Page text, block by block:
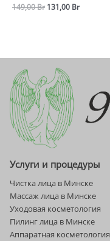
149,00Br Первоначальная
131,00 BrТекущая
Услуги и процедуры
Чистка лица в Минске
Массаж лица в Минске
Уходовая косметология
Пилинг лица в Минске
Аппаратная косметология